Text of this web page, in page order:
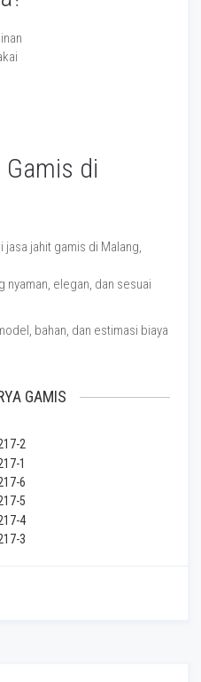
di
jahit gamis di Malang,
nyaman, elegan, dan sesuai
bahan, dan estimasi biaya
GAMIS